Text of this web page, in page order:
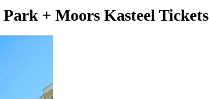
+ Moors Kasteel Tickets